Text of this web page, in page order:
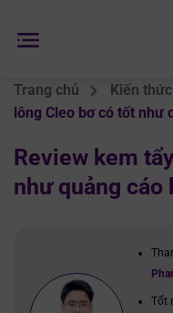
đến
Trang chủ Kiến
lông Cleo bơ có tốt như
Review kem
như quảng cáo
Tốt